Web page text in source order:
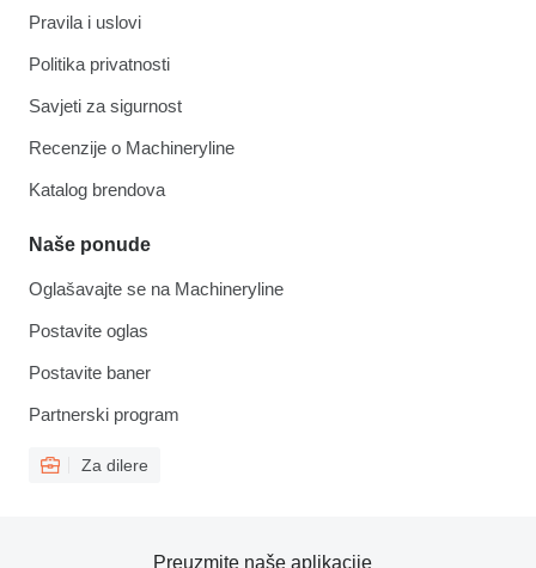
Pravila i uslovi
Politika privatnosti
Savjeti za sigurnost
Recenzije o Machineryline
Katalog brendova
Naše ponude
Oglašavajte se na Machineryline
Postavite oglas
Postavite baner
Partnerski program
Za dilere
Preuzmite naše aplikacije